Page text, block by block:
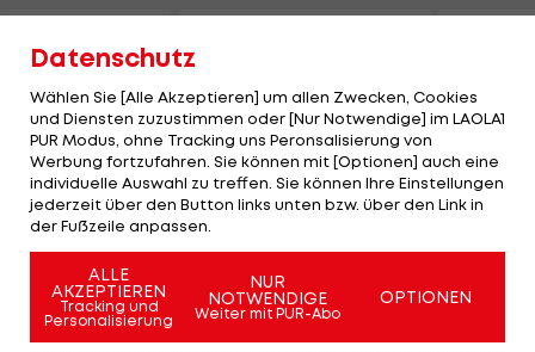
Datenschutz
Wählen Sie [Alle Akzeptieren] um allen Zwecken, Cookies
und Diensten zuzustimmen oder [Nur Notwendige] im LAOLA1
PUR Modus, ohne Tracking uns Peronsalisierung von
Werbung fortzufahren. Sie können mit [Optionen] auch eine
individuelle Auswahl zu treffen. Sie können Ihre Einstellungen
jederzeit über den Button links unten bzw. über den Link in
der Fußzeile anpassen.
ALLE
AKZEPTIEREN
Tracking und
Personalisierung
NUR
NOTWENDIGE
Weiter mit PUR-Abo
OPTIONEN